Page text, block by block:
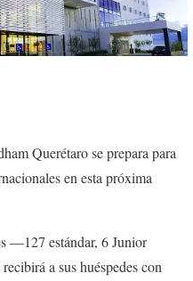
Querétaro se prepara para
en esta próxima
—127 estándar, 6 Junior
a sus huéspedes con